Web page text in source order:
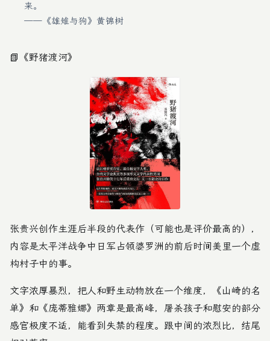
来。
——《雄雉与狗》黄锦树
📗 《野猪渡河》
张贵兴创作生涯后半段的代表作（可能也是评价最高的），
内容是太平洋战争中日军占领婆罗洲的前后时间美里一个虚
构村子中的事。
文字浓厚暴烈，把人和野生动物放在一个维度，《山崎的名
单》和《庞蒂雅娜》两章是最高峰，屠杀孩子和慰安的部分
感官极度不适，能看到失禁的程度。跟中间的浓烈比，结尾